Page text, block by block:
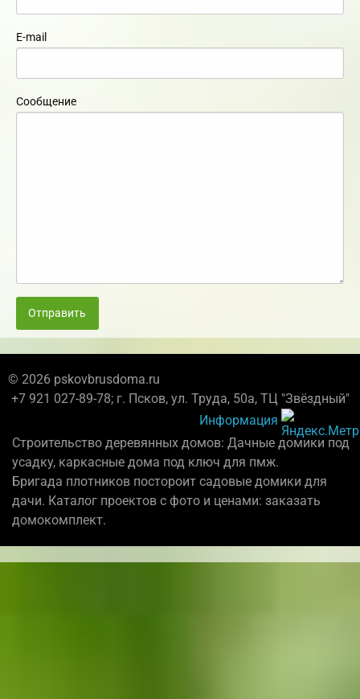
E-mail
Сообщение
Отправить
© 2026 pskovbrusdoma.ru
+7 921 027-89-78; г. Псков, ул. Труда, 50а, ТЦ "Звёздный"
Информация
Строительство деревянных домов: Дачные домики под
усадку, каркасные дома под ключ для пмж.
Бригада плотников постороит садовые домики для
дачи. Каталог проектов с фото и ценами: заказать
домокомплект.